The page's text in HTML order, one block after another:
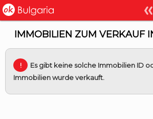
IMMOBILIEN ZUM VERKAUF
Es gibt keine solche Immobilien ID
Immobilien wurde verkauft.